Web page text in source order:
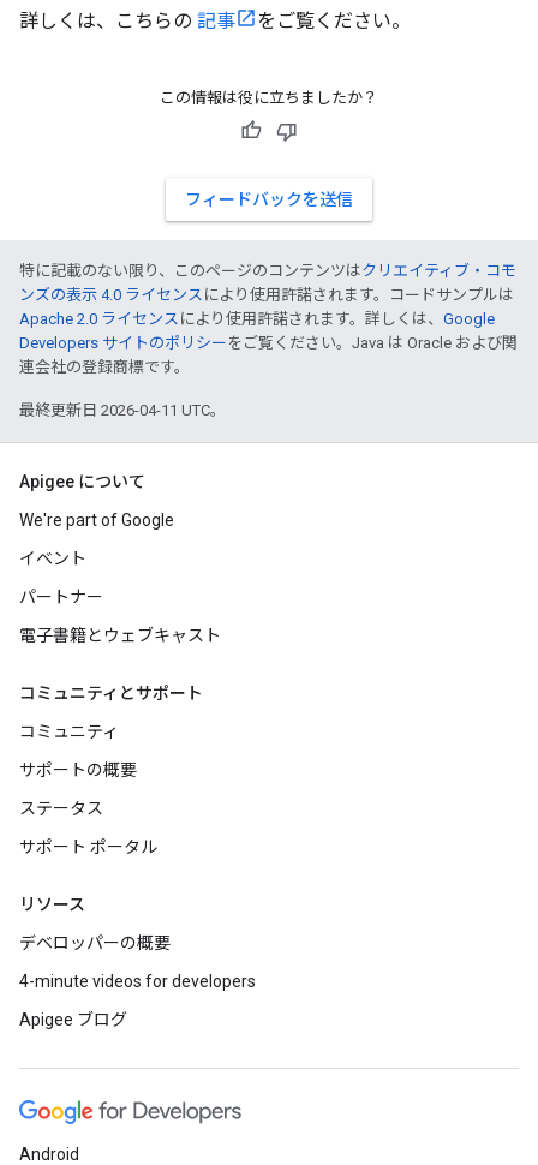
詳しくは、こちらの 記事 をご覧ください。
この情報は役に立ちましたか？
フィードバックを送信
特に記載のない限り、このページのコンテンツはクリエイティブ・コモ
ンズの表示 4.0 ライセンス により使用許諾されます。コードサンプルは
Apache 2.0 ライセンス により使用許諾されます。詳しくは、 Google
Developers サイトのポリシー をご覧ください。Java は Oracle および関
連会社の登録商標です。
最終更新日 2026-04-11 UTC。
Apigee について
We're part of Google
イベント
パートナー
電子書籍とウェブキャスト
コミュニティとサポート
コミュニティ
サポートの概要
ステータス
サポート ポータル
リソース
デベロッパーの概要
4-minute videos for developers
Apigee ブログ
Android